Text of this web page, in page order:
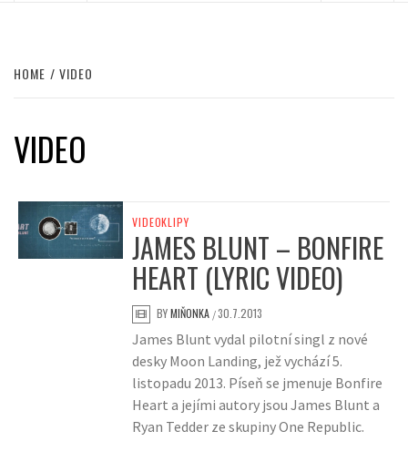
HOME VIDEO
VIDEO
VIDEOKLIPY
JAMES BLUNT – BONFIRE
HEART (LYRIC VIDEO)
BYMIŇONKA /30.7.2013
James Blunt vydal pilotní singl z nové
desky Moon Landing, jež vychází 5.
listopadu 2013. Píseň se jmenuje Bonfire
Heart a jejími autory jsou James Blunt a
Ryan Tedder ze skupiny One Republic.